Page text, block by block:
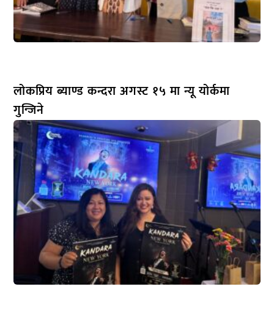
लोकप्रिय ब्याण्ड कन्दरा अगस्ट १५ मा न्यू योर्कमा
गुन्जिने